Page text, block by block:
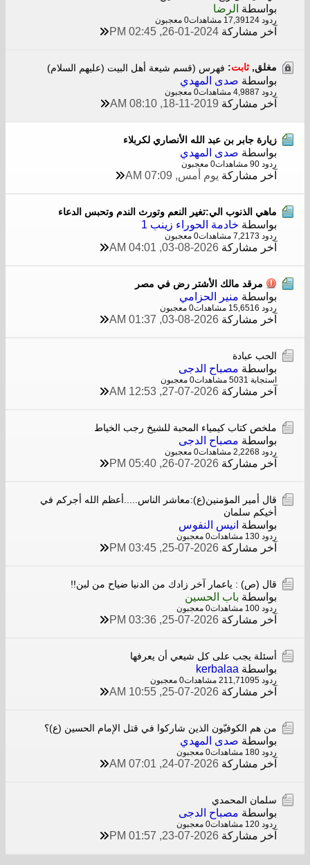
بواسطة الرضا
ردود 24 17,391 مشاهدات 0 معجبون
آخر مشاركة 26-01-2024, 02:45 PM
مغلق, ثابت: فهرس (قسم شيعة أهل البيت (عليهم السلام)
بواسطة صدى المهدي
ردود 7 4,988 مشاهدات 0 معجبون
آخر مشاركة 18-11-2019, 08:10 AM
زيارة جابر بن عبد الله الأنصاري لكربلاء
بواسطة صدى المهدي
ردود 0 9 مشاهدات 0 معجبون
آخر مشاركة يوم أمس, 07:09 AM
ماهي الذنوب الي:تغير النعم وتورث الندم وتحبس الدعاء
بواسطة خادمة الحوراء زينب 1
ردود 3 7,217 مشاهدات 0 معجبون
آخر مشاركة 03-08-2026, 04:01 AM
مرقد مالك الأشتر رض في مصر
بواسطة منير الحزامي
ردود 6 15,651 مشاهدات 0 معجبون
آخر مشاركة 03-08-2026, 01:37 AM
الحب عبادة
بواسطة مصباح الدجى
استجابة 1 503 مشاهدات 0 معجبون
آخر مشاركة 27-07-2026, 12:53 AM
ملخص كتاب كيمياء المحبة للشيخ رجب الخياط
بواسطة مصباح الدجى
ردود 8 2,226 مشاهدات 0 معجبون
آخر مشاركة 26-07-2026, 05:40 PM
قال أمير المؤمنين(ع):معاشر الناس.....أعظم الله أجركم في
أخيكم سلمان
بواسطة انيس النفوس
ردود 0 13 مشاهدات 0 معجبون
آخر مشاركة 25-07-2026, 03:45 PM
قال (ص) : ياعمار آخر زادك من الدنيا ضياح من لبن!!
بواسطة باب الحسين
ردود 0 10 مشاهدات 0 معجبون
آخر مشاركة 25-07-2026, 03:36 PM
أسئلة يجب على كل شيعي أن يعرفها
بواسطة kerbalaa
ردود 95 211,710 مشاهدات 0 معجبون
آخر مشاركة 25-07-2026, 10:55 AM
من هم الكوفيّون الذين شاركوا في قتل الإمام الحسين (ع)؟
بواسطة صدى المهدي
ردود 0 18 مشاهدات 0 معجبون
آخر مشاركة 24-07-2026, 07:01 AM
سلمان المحمدي
بواسطة مصباح الدجى
ردود 0 12 مشاهدات 0 معجبون
آخر مشاركة 23-07-2026, 01:57 PM